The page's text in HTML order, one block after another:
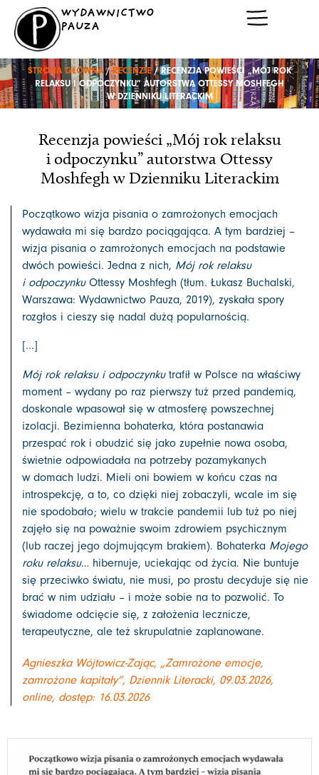
Przejdź
treści
WYDAWNICTWO
PAUZA
STRONA GŁÓWNA/RECENZJE/ RECENZJA POWIEŚCI „MÓJ ROK
RELAKSU I ODPOCZYNKU” AUTORSTWA OTTESSY MOSHFEGH
W DZIENNIKU LITERACKIM
Recenzja powieści „Mój rok relaksu
i odpoczynku” autorstwa Ottessy
Moshfegh w Dzienniku Literackim
Początkowo wizja pisania o zamrożonych emocjach
wydawała mi się bardzo pociągająca. A tym bardziej –
wizja pisania o zamrożonych emocjach na podstawie
dwóch powieści. Jedna z nich, Mój rok relaksu
i odpoczynkuOttessy Moshfegh (tłum. Łukasz Buchalski,
Warszawa: Wydawnictwo Pauza, 2019), zyskała spory
rozgłos i cieszy się nadal dużą popularnością.
[...]
Mój rok relaksu i odpoczynkutrafił w Polsce na właściwy
moment – wydany po raz pierwszy tuż przed pandemią,
doskonale wpasował się w atmosferę powszechnej
izolacji. Bezimienna bohaterka, która postanawia
przespać rok i obudzić się jako zupełnie nowa osoba,
świetnie odpowiadała na potrzeby pozamykanych
w domach ludzi. Mieli oni bowiem w końcu czas na
introspekcję, a to, co dzięki niej zobaczyli, wcale im się
nie spodobało; wielu w trakcie pandemii lub tuż po niej
zajęło się na poważnie swoim zdrowiem psychicznym
(lub raczej jego dojmującym brakiem). Bohaterka Mojego
roku relaksu… hibernuje, uciekając od życia. Nie buntuje
się przeciwko światu, nie musi, po prostu decyduje się nie
brać w nim udziału – i może sobie na to pozwolić. To
świadome odcięcie się, z założenia lecznicze,
terapeutyczne, ale też skrupulatnie zaplanowane.
Agnieszka Wójtowicz-Zając, „Zamrożone emocje,
zamrożone kapitały”, Dziennik Literacki, 09.03.2026,
online, dostęp: 16.03.2026